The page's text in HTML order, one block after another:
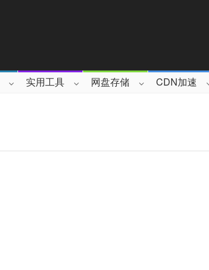
实用工具 网盘存储 CDN加速